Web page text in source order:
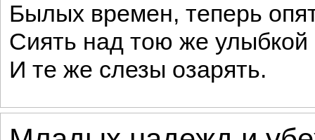
Былых времен, теперь
Сиять над тою же улыбкой
И те же слезы озарять.